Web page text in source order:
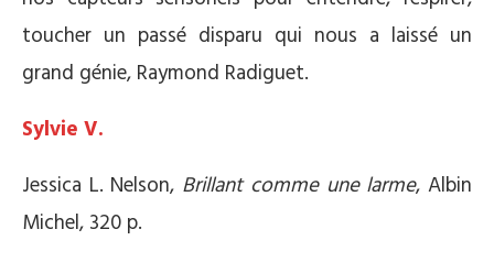
toucher un passé disparu qui nous a laissé un
grand génie, Raymond Radiguet.
Sylvie V.
Jessica L. Nelson, Brillant comme une larme, Albin
Michel, 320 p.